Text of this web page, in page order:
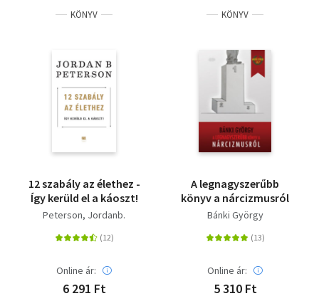
KÖNYV
12 szabály az élethez -
Így kerüld el a káoszt!
Peterson, Jordanb.
Online ár:
6 291 Ft
KÖNYV
A legnagyszerűbb
könyv a nárcizmusról
Bánki György
Online ár:
5 310 Ft